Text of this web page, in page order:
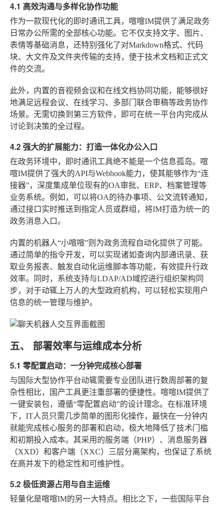
4.1 高效沟通与多样化协作功能
作为一款现代化的即时通讯工具，喧喧IM提供了满足政务
日常办公所需的全部核心功能。它不仅支持文字、图片、
表情等基础消息，还特别强化了对Markdown格式、代码
块、大文件及文件夹传输的支持，便于技术文档和正式文
件的交流。
此外，内置的音视频会议和在线文档协同功能，能够很好
地满足远程会议、在线学习、多部门联合审稿等政务协作
场景。无需切换到第三方软件，即可在统一平台内完成从
讨论到决策的全过程。
4.2 强大的扩展能力：打造一体化办公入口
在政务环境中，即时通讯工具绝不能是一个信息孤岛。喧
喧IM提供了强大的API与Webhook能力，使其能够作为“连
接器”，深度集成单位现有的OA审批、ERP、档案管理等
业务系统。例如，可以将OA的待办事项、公文流转通知，
通过接口实时推送到指定人员或群组，将IM打造为统一的
政务消息入口。
内置的机器人“小喧喧”则为政务流程自动化提供了可能。
通过简单的指令开发，可以实现诸如查询内部通讯录、获
取业务报表、触发自动化运维脚本等功能，有效提升行政
效率。同时，系统支持与LDAP/AD域控进行组织架构同
步，对于动辄上万人的大型政府机构，可以轻松实现用户
信息的统一管理与维护。
五、 部署效率与运维成本分析
5.1 零配置启动：一分钟完成核心部署
与国际大型协作平台动辄需要专业团队进行数周部署的复
杂性相比，国产工具更注重部署的便捷性。喧喧IM提供了
一键安装包，遵循“零配置启动”的设计理念。在标准环境
下，IT人员只需几步简单的图形化操作，最快在一分钟内
就能完成核心服务的部署和启动，极大地降低了技术门槛
和初期投入成本。其采用的服务端（PHP）、消息服务器
（XXD）和客户端（XXC）三层分离架构，也保证了系统
在高并发下的稳定性和可维护性。
5.2 极低资源占用与自主运维
轻量化是喧喧IM的另一大特点。相比之下，一些国际平台